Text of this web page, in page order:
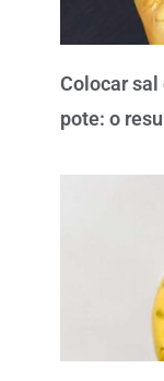
Colocar sal
pote: o